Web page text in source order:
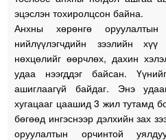
эцэслэн тохиролцсон байна.
Анхны хөрөнгө
нийлүүлэгчдийн зээлийн
нөхцөлийг өөрчлөх, дахин
удаа нээгддэг байсан.
ашиглаагүй байдаг. Энэ
хугацааг цаашид 3 жил тутамд
бөгөөд ингэснээр дэлхийн зах
оруулалтын орчинтой